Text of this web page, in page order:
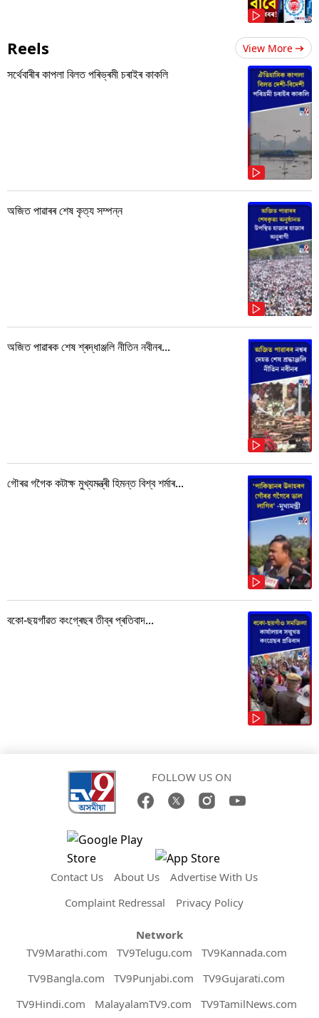
Reels View More
সৰ্থেবাৰীৰ কাপলা বিলত পৰিভ্ৰমী চৰাইৰ কাকলি
অজিত পাৱাৰৰ শেষ কৃত্য সম্পন্ন
অজিত পাৱাৰক শেষ শ্ৰদ্ধাঞ্জলি নীতিন নবীনৰ...
গৌৰৱ গগৈক কটাক্ষ মুখ্যমন্ত্ৰী হিমন্ত বিশ্ব শৰ্মাৰ...
বকো-ছয়গাঁৱত কংগ্ৰেছৰ তীব্ৰ প্ৰতিবাদ...
FOLLOW US ON
Contact Us About Us
Advertise With Us
Complaint Redressal
Privacy Policy
Network
TV9Marathi.com
TV9Telugu.com
TV9Kannada.com
TV9Bangla.com
TV9Punjabi.com
TV9Gujarati.com
TV9Hindi.com
MalayalamTV9.com TV9TamilNews.com